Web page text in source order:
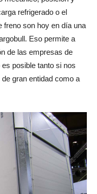
refrigerado o el
freno son hoy en día una
Eso permite a
de las empresas de
posible tanto si nos
gran entidad como a